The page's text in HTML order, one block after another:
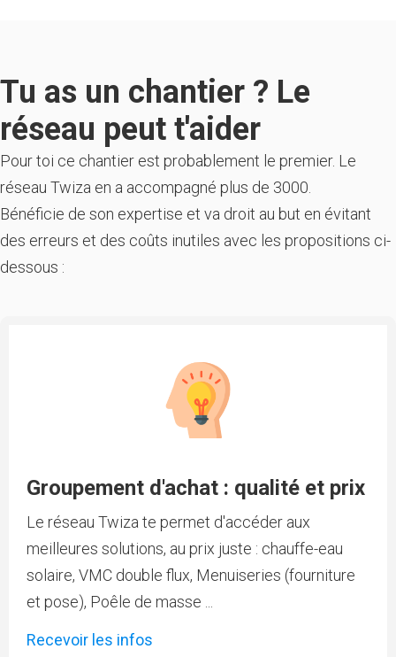
Tu as un chantier ? Le
réseau peut t'aider
Pour toi ce chantier est probablement le premier. Le
réseau Twiza en a accompagné plus de 3000.
Bénéficie de son expertise et va droit au but en évitant
des erreurs et des coûts inutiles avec les propositions ci-
dessous :
Groupement d'achat : qualité et prix
Le réseau Twiza te permet d'accéder aux
meilleures solutions, au prix juste : chauffe-eau
solaire, VMC double flux, Menuiseries (fourniture
et pose), Poêle de masse ...
Recevoir les infos